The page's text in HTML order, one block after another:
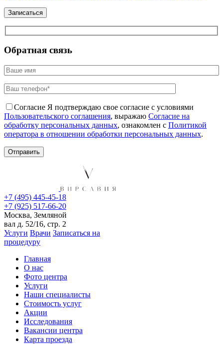
Обратная связь
Согласие Я подтверждаю свое согласие с условиями
Пользовательского соглашения, выражаю Согласие на
обработку персональных данных, ознакомлен с Политикой
оператора в отношении обработки персональных данных.
+7 (495) 445-45-18
+7 (925) 517-66-20
Москва, Земляной
вал д. 52/16, стр. 2
Услуги Врачи Записаться на
процедуру
Главная
О нас
Фото центра
Услуги
Наши специалисты
Стоимость услуг
Акции
Исследования
Вакансии центра
Карта проезда